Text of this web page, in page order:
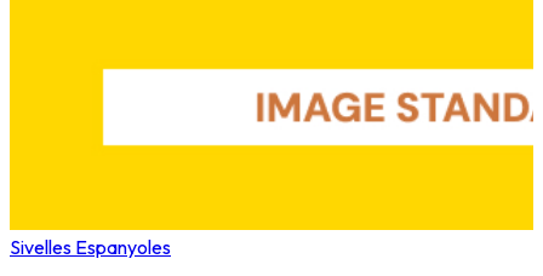
Sivelles Espanyoles